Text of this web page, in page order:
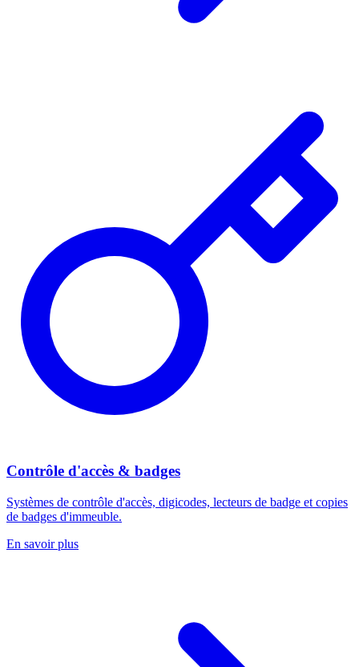
Contrôle d'accès & badges
Systèmes de contrôle d'accès, digicodes, lecteurs de badge et copies
de badges d'immeuble.
En savoir plus